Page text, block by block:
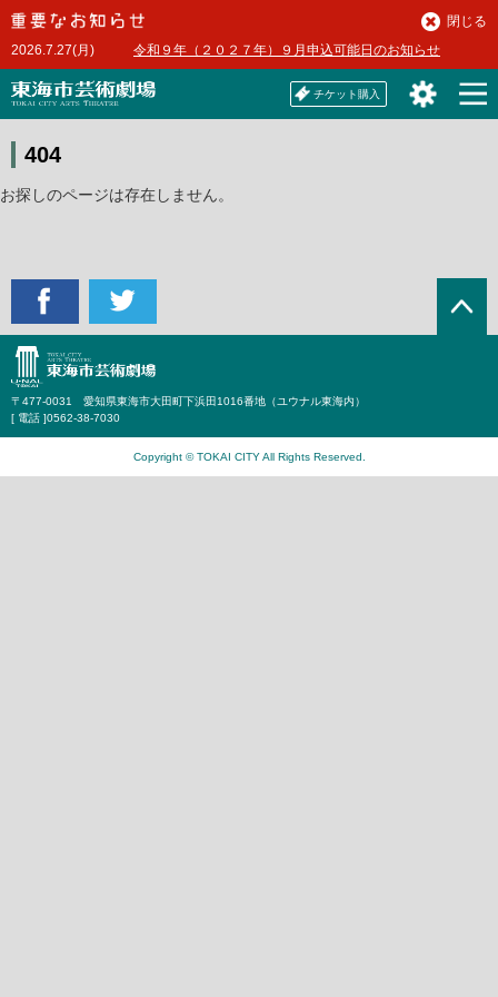
本
文
へ2026.7.27(月) 令和９年（２０２７年）９月申込可能日のお知らせ
閉じる
チケット購入
404
お探しのページは存在しません。
〒477-0031 愛知県東海市大田町下浜田1016番地（ユウナル東海内）
[ 電話 ]0562-38-7030
Copyright © TOKAI CITY All Rights Reserved.